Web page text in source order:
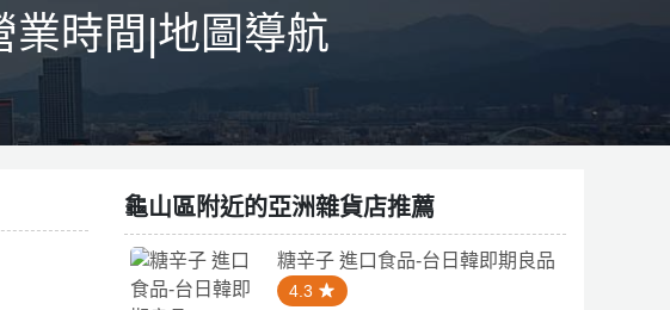
業時間|地圖導航
龜山區附近的亞洲雜貨店推薦
糖辛子 進口食品-台日韓即期良品
4.3